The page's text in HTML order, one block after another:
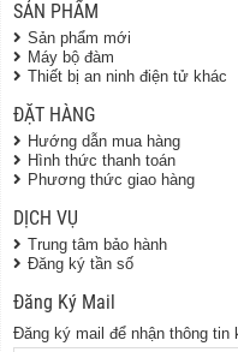
SẢN PHẨM
Sản phẩm mới
Máy bộ đàm
Thiết bị an ninh điện tử khác
ĐẶT HÀNG
Hướng dẫn mua hàng
Hình thức thanh toán
Phương thức giao hàng
DỊCH VỤ
Trung tâm bảo hành
Đăng ký tần số
Đăng Ký Mail
Đăng ký mail để nhận thông tin